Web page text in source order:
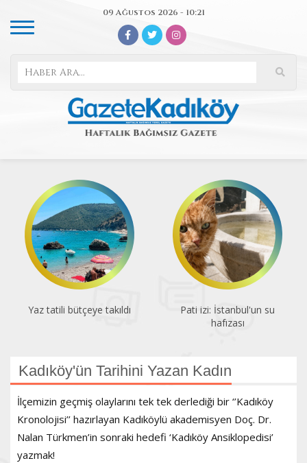
09 Ağustos 2026 - 10:21
Yaz tatili bütçeye takıldı
Pati izi: İstanbul'un su
hafızası
Kadıköy'ün Tarihini Yazan Kadın
İlçemizin geçmiş olaylarını tek tek derlediği bir ‘’Kadıköy
Kronolojisi’’ hazırlayan Kadıköylü akademisyen Doç. Dr.
Nalan Türkmen’in sonraki hedefi ‘Kadıköy Ansiklopedisi’
yazmak!